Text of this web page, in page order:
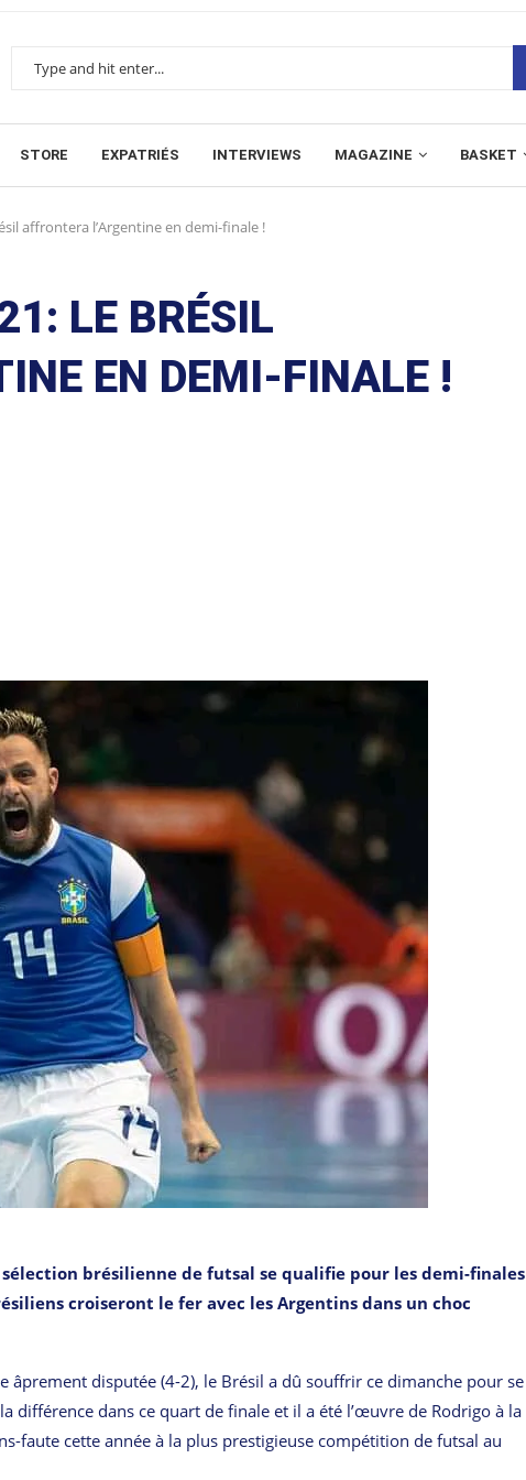
STORE EXPATRIÉS INTERVIEWS MAGAZINE BASKET
affrontera l’Argentine en demi-finale !
LE BRÉSIL
EN DEMI-FINALE !
brésilienne de futsal se qualifie pour les demi-finales
croiseront le fer avec les Argentins dans un choc
disputée (4-2), le Brésil a dû souffrir ce dimanche pour se
différence dans ce quart de finale et il a été l’œuvre de Rodrigo à la
faute cette année à la plus prestigieuse compétition de futsal au